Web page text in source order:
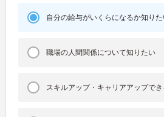
自分の給与がいくらになるか知り
職場の人間関係について知りたい
スキルアップ・キャリアアップで